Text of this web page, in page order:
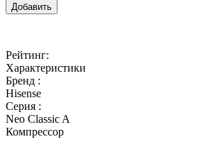
Добавить
Рейтинг:
Характеристики
Бренд :
Hisense
Серия :
Neo Classic A
Компрессор